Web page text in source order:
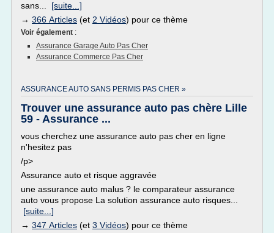
sans... [suite...]
→ 366 Articles (et 2 Vidéos) pour ce thème
Voir également :
Assurance Garage Auto Pas Cher
Assurance Commerce Pas Cher
ASSURANCE AUTO SANS PERMIS PAS CHER »
Trouver une assurance auto pas chère Lille
59 - Assurance ...
vous cherchez une assurance auto pas cher en ligne
n'hesitez pas
/p>
Assurance auto et risque aggravée
une assurance auto malus ? le comparateur assurance
auto vous propose La solution assurance auto risques...
[suite...]
→ 347 Articles (et 3 Vidéos) pour ce thème